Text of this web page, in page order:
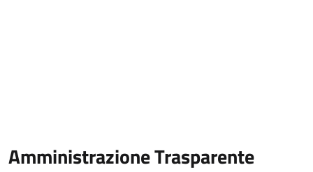
Amministrazione Trasparente